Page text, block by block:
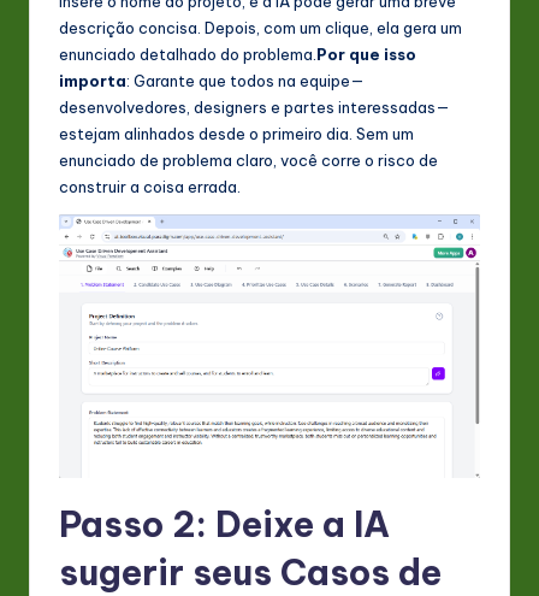
descrição concisa. Depois, com um clique, ela gera um
enunciado detalhado do problema. Por que isso
importa: Garante que todos na equipe—
desenvolvedores, designers e partes interessadas—
estejam alinhados desde o primeiro dia. Sem um
enunciado de problema claro, você corre o risco de
construir a coisa errada.
Passo 2: Deixe a IA
sugerir seus Casos de